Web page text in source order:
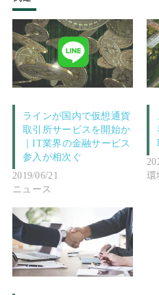
ラインが国内で仮想通貨
取引所サービスを開始か
｜IT業界の金融サービス
参入が相次ぐ
2019/06/21
ニュース
環